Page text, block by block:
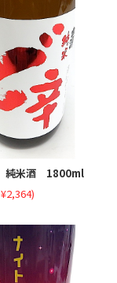
米酒 1800ml